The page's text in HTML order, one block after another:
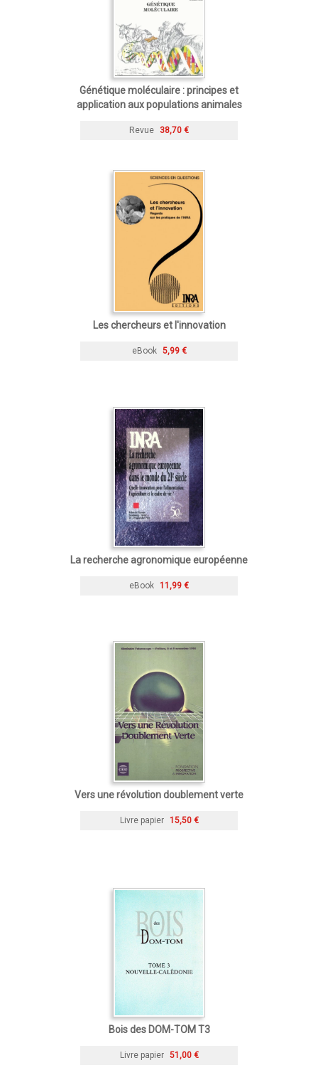
Génétique moléculaire : principes et
application aux populations animales
Revue 38,70 €
Les chercheurs et l'innovation
eBook 5,99 €
La recherche agronomique européenne
eBook 11,99 €
Vers une révolution doublement verte
Livre papier 15,50 €
Bois des DOM-TOM T3
Livre papier 51,00 €